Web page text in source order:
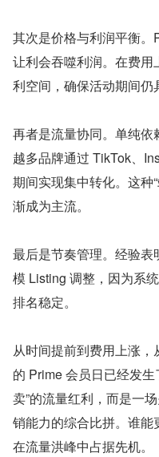
其次是价格与利润平衡
让利会吞噬利润。在费
利空间，确保活动期间仍
再者是流量协同。单纯
越多品牌通过 TikTok、
期间实现集中转化。这种
渐成为主流。
最后是节奏管理。经验
模 Listing 调整，因为系
排名稳定。
从时间提前到费用上涨
的 Prime 会员日已经发
卖”的流量红利，而是一
销能力的综合比拼。谁
在流量洪峰中占据先机。